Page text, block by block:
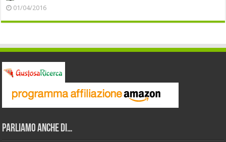
01/04/2016
Parliamo anche di…